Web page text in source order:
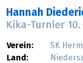
Hannah
Kika-Turnier 10.
Verein:
SK
Land: